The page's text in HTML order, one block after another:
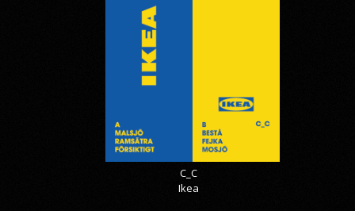
C_C
Ikea